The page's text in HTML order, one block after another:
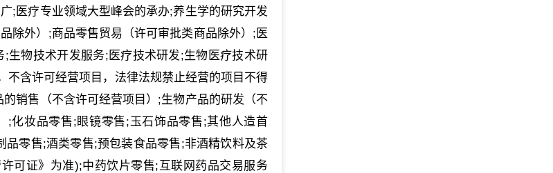
;医疗专业领域大型峰会的承办;养生学的研究开发
除外）;商品零售贸易（许可审批类商品除外）;医
生物技术开发服务;医疗技术研发;生物医疗技术研
不含许可经营项目，法律法规禁止经营的项目不得
销售（不含许可经营项目）;生物产品的研发（不
;化妆品零售;眼镜零售;玉石饰品零售;其他人造首
零售;酒类零售;预包装食品零售;非酒精饮料及茶
可证》为准);中药饮片零售;互联网药品交易服务